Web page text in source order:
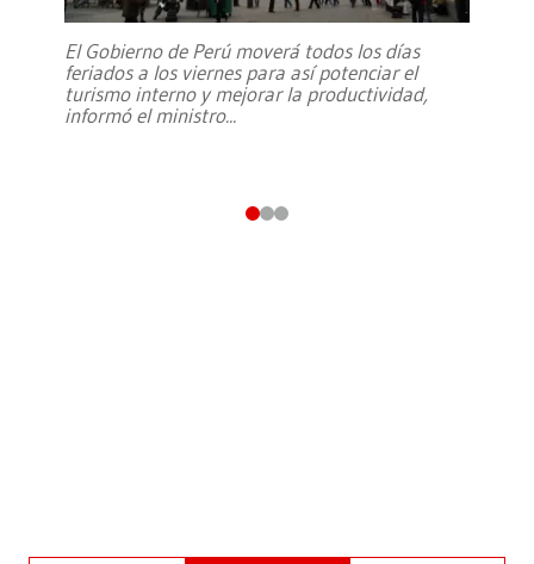
El Gobierno de Perú moverá todos los días
feriados a los viernes para así potenciar el
turismo interno y mejorar la productividad,
informó el ministro...